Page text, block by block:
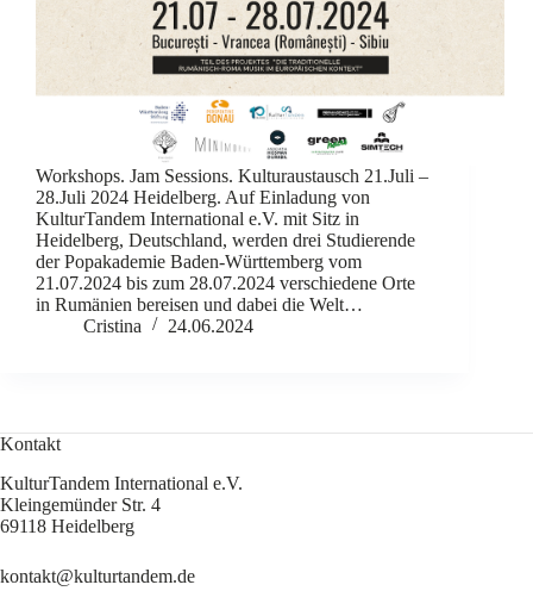
Workshops. Jam Sessions. Kulturaustausch 21.Juli –
28.Juli 2024 Heidelberg. Auf Einladung von
KulturTandem International e.V. mit Sitz in
Heidelberg, Deutschland, werden drei Studierende
der Popakademie Baden-Württemberg vom
21.07.2024 bis zum 28.07.2024 verschiedene Orte
in Rumänien bereisen und dabei die Welt…
Cristina
24.06.2024
Kontakt
KulturTandem International e.V.
Kleingemünder Str. 4
69118 Heidelberg
kontakt@kulturtandem.de